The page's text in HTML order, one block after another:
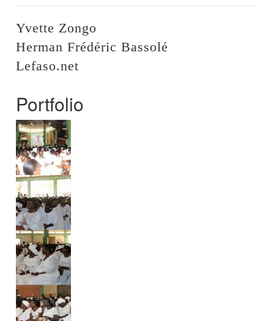
Yvette Zongo
Herman Frédéric Bassolé
Lefaso.net
Portfolio